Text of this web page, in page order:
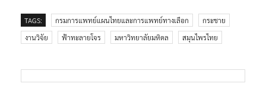
TAGS: กรมการแพทย์แผนไทยและการแพทย์ทางเลือก
กระชาย
งานวิจัย
ฟ้าทะลายโจร มหาวิทยาลัยมหิดล สมุนไพรไทย